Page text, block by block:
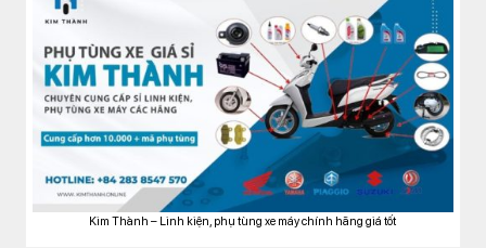
Kim Thành – Linh kiện, phụ tùng xe máy chính hãng giá tốt